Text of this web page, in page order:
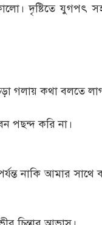
দৃষ্টিতে
গলায় কথা বলতে
পছন্দ করি না।
নাকি আমার